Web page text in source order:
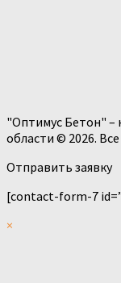
"Оптимус Бетон" –
области © 2026.
Отправить заявку
[contact-form-7
×